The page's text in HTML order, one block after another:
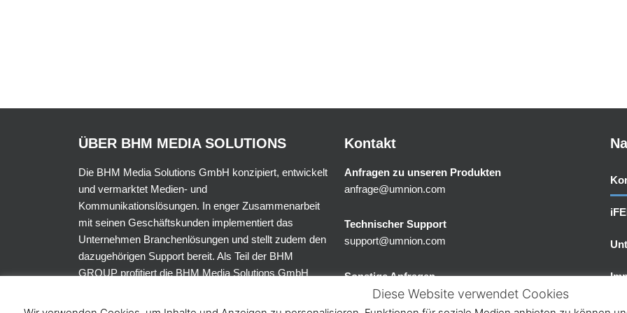
ÜBER BHM MEDIA SOLUTIONS
Die BHM Media Solutions GmbH konzipiert, entwickelt
und vermarktet Medien- und
Kommunikationslösungen. In enger Zusammenarbeit
mit seinen Geschäftskunden implementiert das
Unternehmen Branchenlösungen und stellt zudem den
dazugehörigen Support bereit. Als Teil der BHM
GROUP profitiert die BHM Media Solutions GmbH
verbundenen Unternehmen.
Kontakt
Anfragen zu unseren Produkten
anfrage@umnion.com
Technischer Support
support@umnion.com
Sonstige Anfragen
info@umnion.com
Diese Website verwendet Cookies